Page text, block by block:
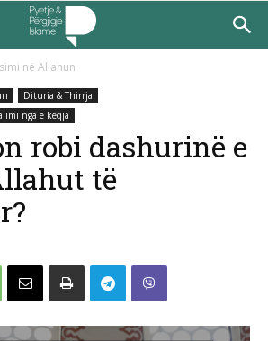
në Allahun
Dituria & Thirrja
nga e keqja
robi dashurinë e
të